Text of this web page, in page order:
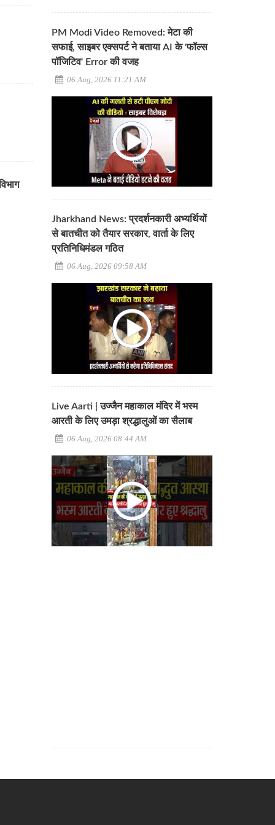
PM Modi Video Removed: मेटा की
सफाई, साइबर एक्सपर्ट ने बताया AI के 'फॉल्स
पॉजिटिव' Error की वजह
06 Aug, 2026 11:21 AM
Jharkhand News: प्रदर्शनकारी अभ्यर्थियों
से बातचीत को तैयार सरकार, वार्ता के लिए
प्रतिनिधिमंडल गठित
06 Aug, 2026 09:58 AM
Live Aarti | उज्जैन महाकाल मंदिर में भस्म
आरती के लिए उमड़ा श्रद्धालुओं का सैलाब
06 Aug, 2026 08:44 AM